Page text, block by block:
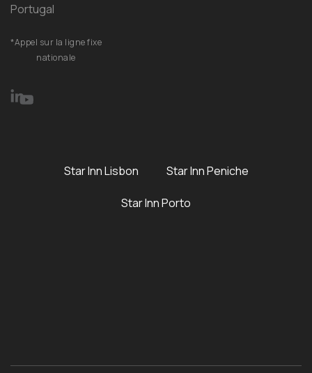
Portugal
*Appel sur la ligne fixe
nationale
Star Inn Lisbon Star Inn Peniche
Star Inn Porto